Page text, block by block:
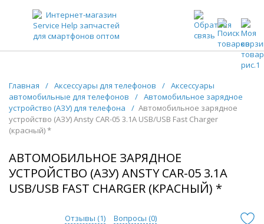
ЗАПЧАСТИ ДЛЯ ТЕЛЕФОНОВ ОПТОМ
Главная / Аксессуары для телефонов / Аксессуары
автомобильные для телефонов
/ Автомобильное зарядное
устройство (АЗУ) для телефона
/ Автомобильное зарядное
устройство (АЗУ) Ansty CAR-05 3.1A USB/USB Fast Charger
(красный) *
АВТОМОБИЛЬНОЕ ЗАРЯДНОЕ
УСТРОЙСТВО (АЗУ) ANSTY CAR-05 3.1A
USB/USB FAST CHARGER (КРАСНЫЙ) *
Отзывы (1) Вопросы (0)